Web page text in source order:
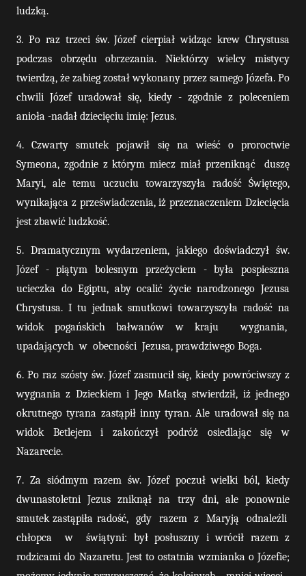
ludzką.
3. Po raz trzeci św. Józef cierpiał widząc krew Chrystusa
podczas obrzędu obrzezania. Niektórzy wielcy mistycy
twierdzą, że zabieg został wykonany przez samego Józefa. Po
chwili Józef uradował się, kiedy - zgodnie z poleceniem
anioła -nadał dziecięciu imię: Jezus.
4. Czwarty smutek pojawił się na wieść o proroctwie
Symeona, zgodnie z którym miecz miał przeniknąć
duszę
Maryi, ale temu uczuciu towarzyszyła radość Świętego,
wynikająca z przeświadczenia, iż przeznaczeniem Dziecięcia
jest zbawić ludzkość.
5. Dramatycznym wydarzeniem, jakiego doświadczył św.
Józef - piątym bolesnym przeżyciem - była pospieszna
ucieczka do Egiptu, aby ocalić życie narodzonego Jezusa
Chrystusa. I tu jednak smutkowi towarzyszyła radość na
widok pogańskich bałwanów w kraju
wygnania,
upadających w obecności Jezusa, prawdziwego Boga.
6. Po raz szósty św. Józef zasmucił się, kiedy powróciwszy z
wygnania z Dzieckiem i Jego Matką stwierdził, iż jednego
okrutnego tyrana zastąpił inny tyran. Ale uradował się na
widok Betlejem i zakończył podróż osiedlając się w
Nazarecie.
7. Za siódmym razem św. Józef poczuł wielki ból, kiedy
dwunastoletni Jezus zniknął na trzy dni, ale ponownie
smutek zastąpiła radość,
gdy razem z Maryją
odnaleźli
chłopca
w
świątyni: był posłuszny i wrócił razem z
rodzicami do Nazaretu. Jest to ostatnia wzmianka o Józefie;